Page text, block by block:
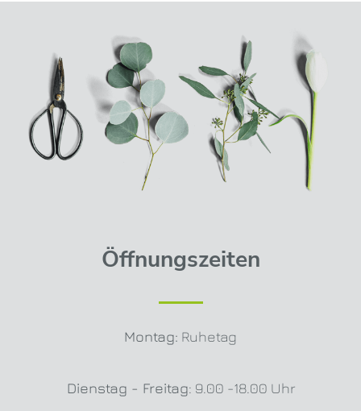
Öffnungszeiten
Montag: Ruhetag
Dienstag - Freitag: 9.00 -18.00 Uhr